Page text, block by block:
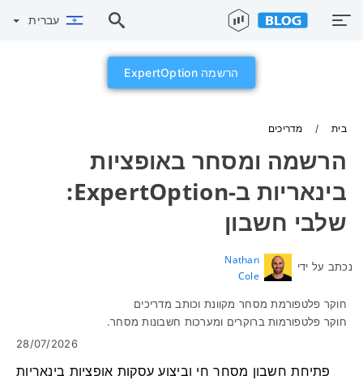
עברית
הרשמה ExpertOption
בית מדריכים
הרשמה ומסחר באופציות
בינאריות ב-ExpertOption:
שלבי חשבון
נכתב על ידי
Nathan
Cole
חוקר פלטפורמת מסחר מקוונת וכותב מדריכים
חוקר פלטפורמות ברוקרים ומערכות חשבונות מסחר.
28/07/2026
פתיחת חשבון מסחר חי וביצוע עסקות אופציות בינאריות